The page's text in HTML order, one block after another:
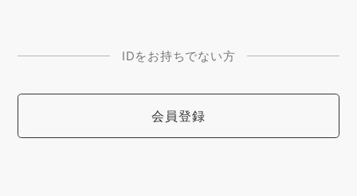
IDをお持ちでない方
会員登録